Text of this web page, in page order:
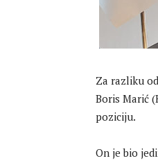
Za razliku
Boris Marić
poziciju.
On je bio